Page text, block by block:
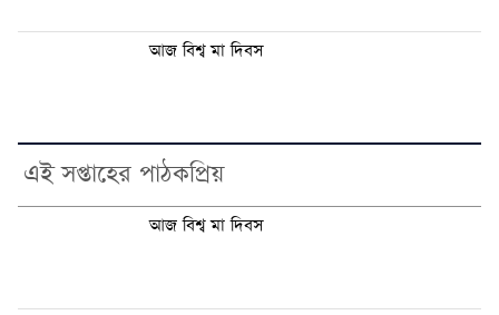
আজ বিশ্ব মা দিবস
এই সপ্তাহের পাঠকপ্রিয়
আজ বিশ্ব মা দিবস